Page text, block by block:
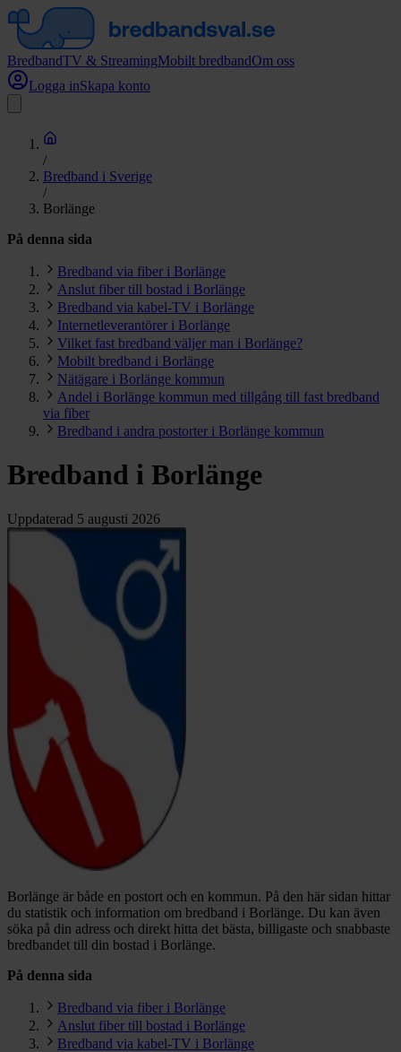
BredbandTV & StreamingMobilt bredbandOm oss
Logga inSkapa konto
/
Bredband i Sverige
/
Borlänge
På denna sida
Bredband via fiber i Borlänge
Anslut fiber till bostad i Borlänge
Bredband via kabel-TV i Borlänge
Internetleverantörer i Borlänge
Vilket fast bredband väljer man i Borlänge?
Mobilt bredband i Borlänge
Nätägare i Borlänge kommun
Andel i Borlänge kommun med tillgång till fast bredband
via fiber
Bredband i andra postorter i Borlänge kommun
Bredband i Borlänge
Uppdaterad 5 augusti 2026
Borlänge är både en postort och en kommun. På den här sidan hittar
du statistik och information om bredband i Borlänge. Du kan även
söka på din adress och direkt hitta det bästa, billigaste och snabbaste
bredbandet till din bostad i Borlänge.
På denna sida
Bredband via fiber i Borlänge
Anslut fiber till bostad i Borlänge
Bredband via kabel-TV i Borlänge